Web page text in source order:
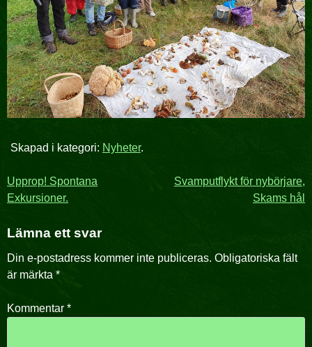
Skapad i kategori: Nyheter.
Inläggsnavigering
Upprop! Spontana
Exkursioner.
Svamputflykt för nybörjare,
Skams hål
Lämna ett svar
Din e-postadress kommer inte publiceras. Obligatoriska fält
är märkta *
Kommentar *